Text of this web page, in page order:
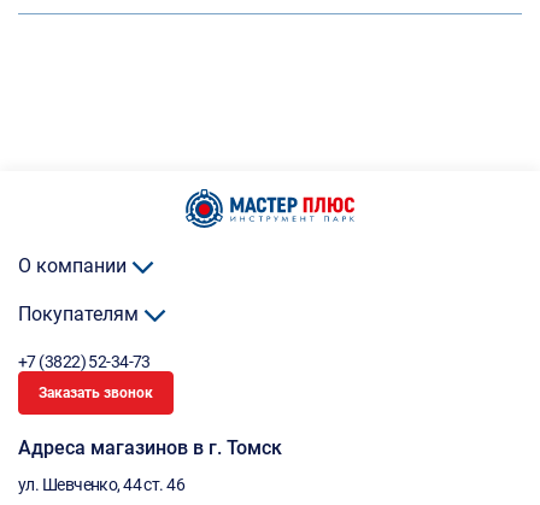
О компании
Покупателям
+7 (3822) 52-34-73
Заказать звонок
Адреса магазинов в г. Томск
ул. Шевченко, 44 ст. 46